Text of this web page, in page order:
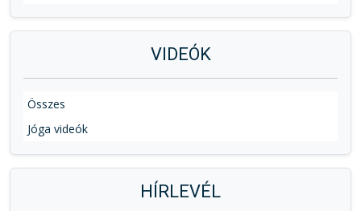
VIDEÓK
Összes
Jóga videók
HÍRLEVÉL